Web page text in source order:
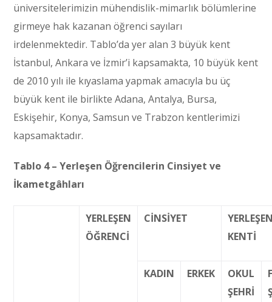
üniversitelerimizin mühendislik-mimarlık bölümlerine
girmeye hak kazanan öğrenci sayıları
irdelenmektedir. Tablo’da yer alan 3 büyük kent
İstanbul, Ankara ve İzmir’i kapsamakta, 10 büyük kent
de 2010 yılı ile kıyaslama yapmak amacıyla bu üç
büyük kent ile birlikte Adana, Antalya, Bursa,
Eskişehir, Konya, Samsun ve Trabzon kentlerimizi
kapsamaktadır.
Tablo 4 – Yerleşen Öğrencilerin Cinsiyet ve
İkametgâhları
YERLEŞEN
ÖĞRENCİ
CİNSİYET
KENTİ
KADIN ERKEK
OKUL
ŞEHRİ